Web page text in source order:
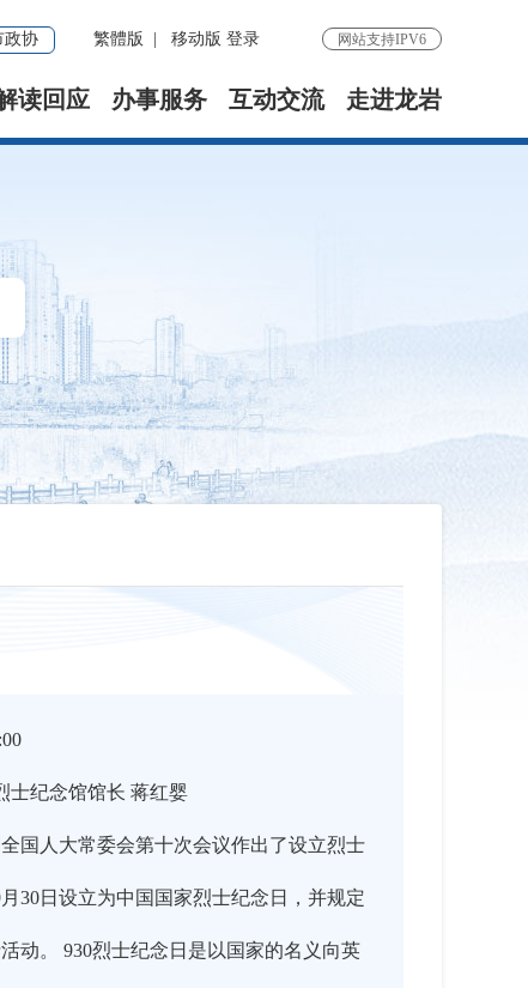
政协 繁體版 移动版 登录 网站支持IPV6
读回应 办事服务 互动交流 走进龙岩
士纪念馆馆长 蒋红婴
国人大常委会第十次会议作出了设立烈士
30日设立为中国国家烈士纪念日，并规定
动。 930烈士纪念日是以国家的名义向英